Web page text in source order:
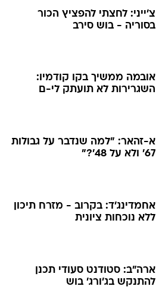
צ'ייני: לחצתי להפציץ הכור
בסוריה - בוש סירב
אובמה ממשיך בקו קודמיו:
השגרירות לא תועתק לי-ם
א-זהאר: "למה שנדבר על גבולות
67' ולא על 48'?"
אחמדינג'ד: בקרוב - מזרח תיכון
ללא נוכחות ציונית
ארה"ב: סטודנט סעודי תכנן
להתנקש בג'ורג' בוש